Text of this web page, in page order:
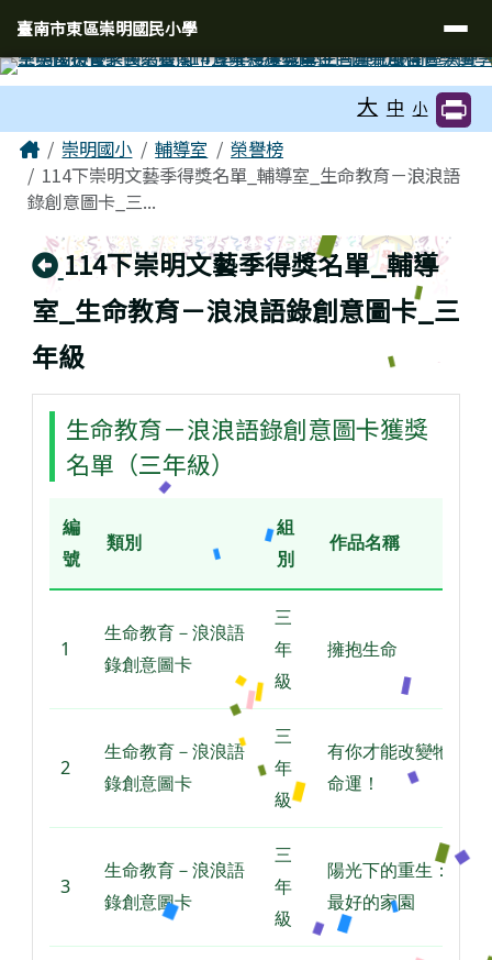
臺南市東區崇明國民小學
導覽列
臺南市東區崇明國民小學
大 中 小
主內容區域
Home崇明國小 輔導室
榮譽榜
114下崇明文藝季得獎名單_輔導室_生命教育－浪浪語
錄創意圖卡_三...
回上頁
114下崇明文藝季得獎名單_輔導
室_生命教育－浪浪語錄創意圖卡_三
年級
生命教育－浪浪語錄創意圖卡獲獎
名單（三年級）
編
號
類別
組
別
作品名稱
1
生命教育－浪浪語
錄創意圖卡
三
年
級
擁抱生命
2
生命教育－浪浪語
錄創意圖卡
三
年
級
有你才能改變牠們的
命運！
3
生命教育－浪浪語
錄創意圖卡
三
年
級
陽光下的重生：愛是
最好的家園
頁尾區域